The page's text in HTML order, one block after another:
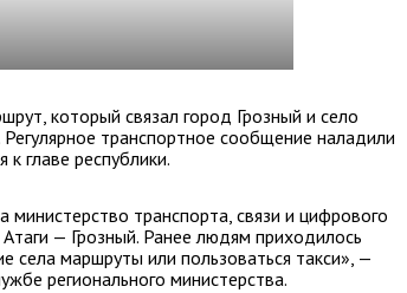
который связал город Грозный и село
транспортное сообщение наладили
главе республики.
транспорта, связи и цифрового
— Грозный. Ранее людям приходилось
села маршруты или пользоваться такси», —
регионального министерства.